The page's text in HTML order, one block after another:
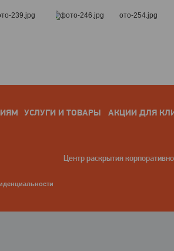
УСЛУГИ И ТОВАРЫ АКЦИИ ДЛЯ
Центр раскрытия